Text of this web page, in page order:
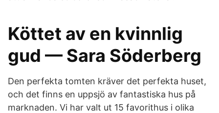
Köttet av en kvinnlig
gud — Sara Söderberg
Den perfekta tomten kräver det perfekta huset,
och det finns en uppsjö av fantastiska hus på
marknaden. Vi har valt ut 15 favorithus i olika